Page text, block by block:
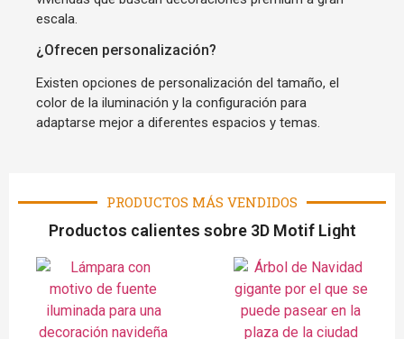
escala.
¿Ofrecen personalización?
Existen opciones de personalización del tamaño, el
color de la iluminación y la configuración para
adaptarse mejor a diferentes espacios y temas.
PRODUCTOS MÁS VENDIDOS
Productos calientes sobre 3D Motif Light